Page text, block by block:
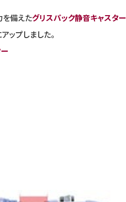
備えたグリスパック静音キャスター
ップしました。